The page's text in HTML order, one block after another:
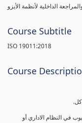
الداخلية لأنظمة الأيزو
Course Subtitle
ISO 19011:2018
Course
في النظام الاداري أو